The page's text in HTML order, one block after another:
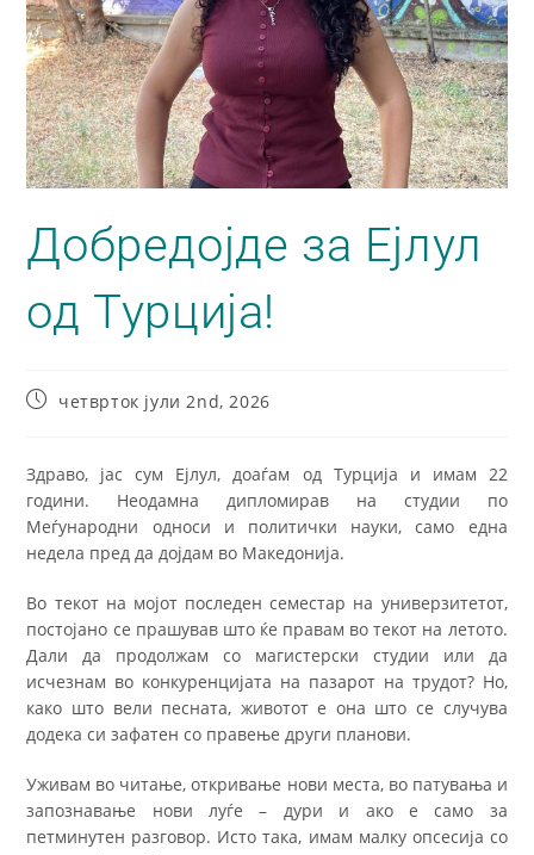
Добредојде за Ејлул
од Турција!
четврток јули 2nd, 2026
Здраво, јас сум Ејлул, доаѓам од Турција и имам 22
години. Неодамна дипломирав на студии по
Меѓународни односи и политички науки, само една
недела пред да дојдам во Македонија.
Во текот на мојот последен семестар на универзитетот,
постојано се прашував што ќе правам во текот на летото.
Дали да продолжам со магистерски студии или да
исчезнам во конкуренцијата на пазарот на трудот? Но,
како што вели песната, животот е она што се случува
додека си зафатен со правење други планови.
Уживам во читање, откривање нови места, во патувања и
запознавање нови луѓе – дури и ако е само за
петминутен разговор. Исто така, имам малку опсесија со